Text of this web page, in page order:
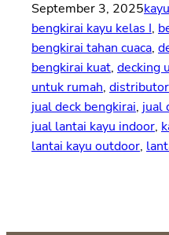
September 3, 2025
bengkirai kayu kelas I,
bengkirai tahan cuaca,
bengkirai kuat, decking
untuk rumah,
jual deck bengkirai, jual
jual lantai kayu indoor,
lantai kayu outdoor,